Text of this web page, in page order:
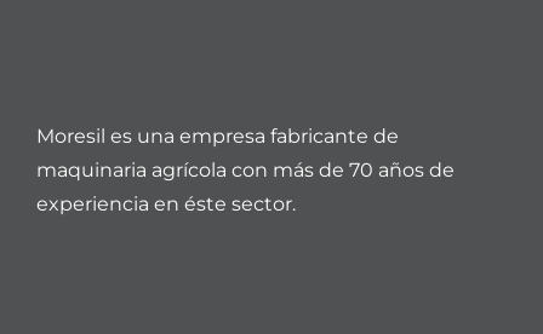
Moresil es una empresa fabricante de
maquinaria agrícola con más de 70 años de
experiencia en éste sector.